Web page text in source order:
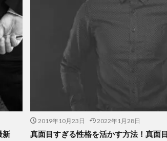
新
2019年10月23日 2022年1月28日
真面目すぎる性格を活かす方法！真面目